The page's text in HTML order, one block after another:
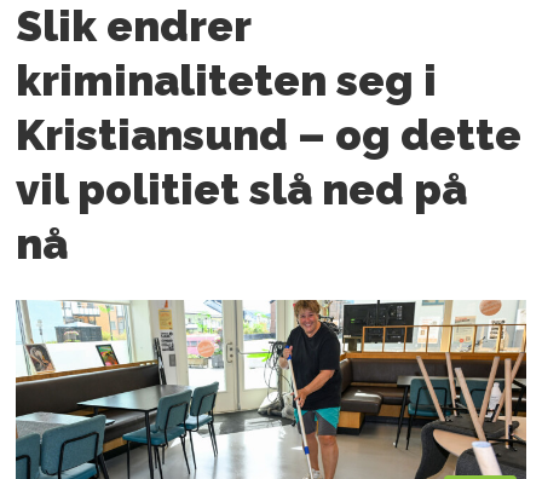
Slik endrer
kriminaliteten seg i
Kristiansund – og dette
vil politiet slå ned på
nå